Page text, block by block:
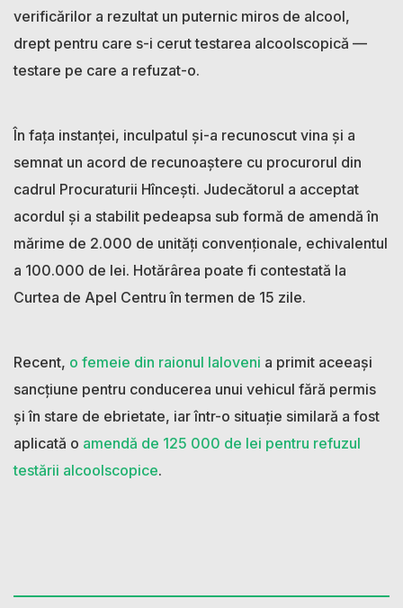
verificărilor a rezultat un puternic miros de alcool,
drept pentru care s-i cerut testarea alcoolscopică —
testare pe care a refuzat-o.
În faţa instanţei, inculpatul şi-a recunoscut vina şi a
semnat un acord de recunoaştere cu procurorul din
cadrul Procuraturii Hînceşti. Judecătorul a acceptat
acordul şi a stabilit pedeapsa sub formă de amendă în
mărime de 2.000 de unităţi convenţionale, echivalentul
a 100.000 de lei. Hotărârea poate fi contestată la
Curtea de Apel Centru în termen de 15 zile.
Recent, o femeie din raionul Ialoveni a primit aceeaşi
sancţiune pentru conducerea unui vehicul fără permis
şi în stare de ebrietate, iar într-o situație similară a fost
aplicată o amendă de 125 000 de lei pentru refuzul
testării alcoolscopice.